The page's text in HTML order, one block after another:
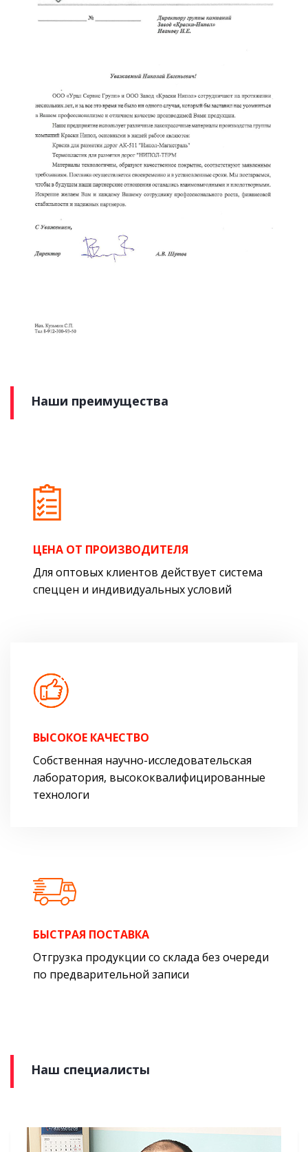
Наши преимущества
ЦЕНА ОТ ПРОИЗВОДИТЕЛЯ
Для оптовых клиентов действует система
спеццен и индивидуальных условий
ВЫСОКОЕ КАЧЕСТВО
Собственная научно-исследовательская
лаборатория, высококвалифицированные
технологи
БЫСТРАЯ ПОСТАВКА
Отгрузка продукции со склада без очереди
по предварительной записи
Наш специалисты